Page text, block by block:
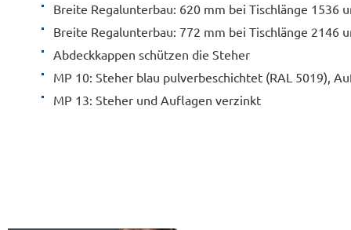
Breite Regalunterbau: 620 mm bei Tischlänge 1536
Breite Regalunterbau: 772 mm bei Tischlänge 2146
Abdeckkappen schützen die Steher
MP 10: Steher blau pulverbeschichtet (RAL 5019),
MP 13: Steher und Auflagen verzinkt